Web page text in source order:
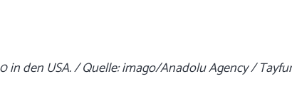
in den USA. / Quelle: imago/Anadolu Agency /